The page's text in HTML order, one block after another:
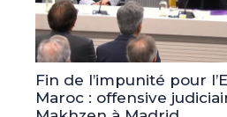
Fin de l’impunité pour
Maroc : offensive